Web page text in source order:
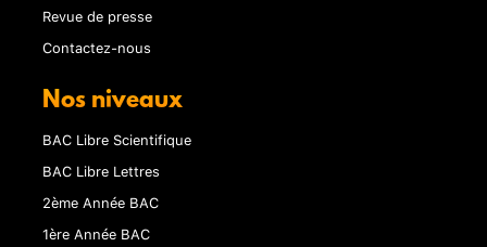
Revue de presse
Contactez-nous
Nos niveaux
BAC Libre Scientifique
BAC Libre Lettres
2ème Année BAC
1ère Année BAC